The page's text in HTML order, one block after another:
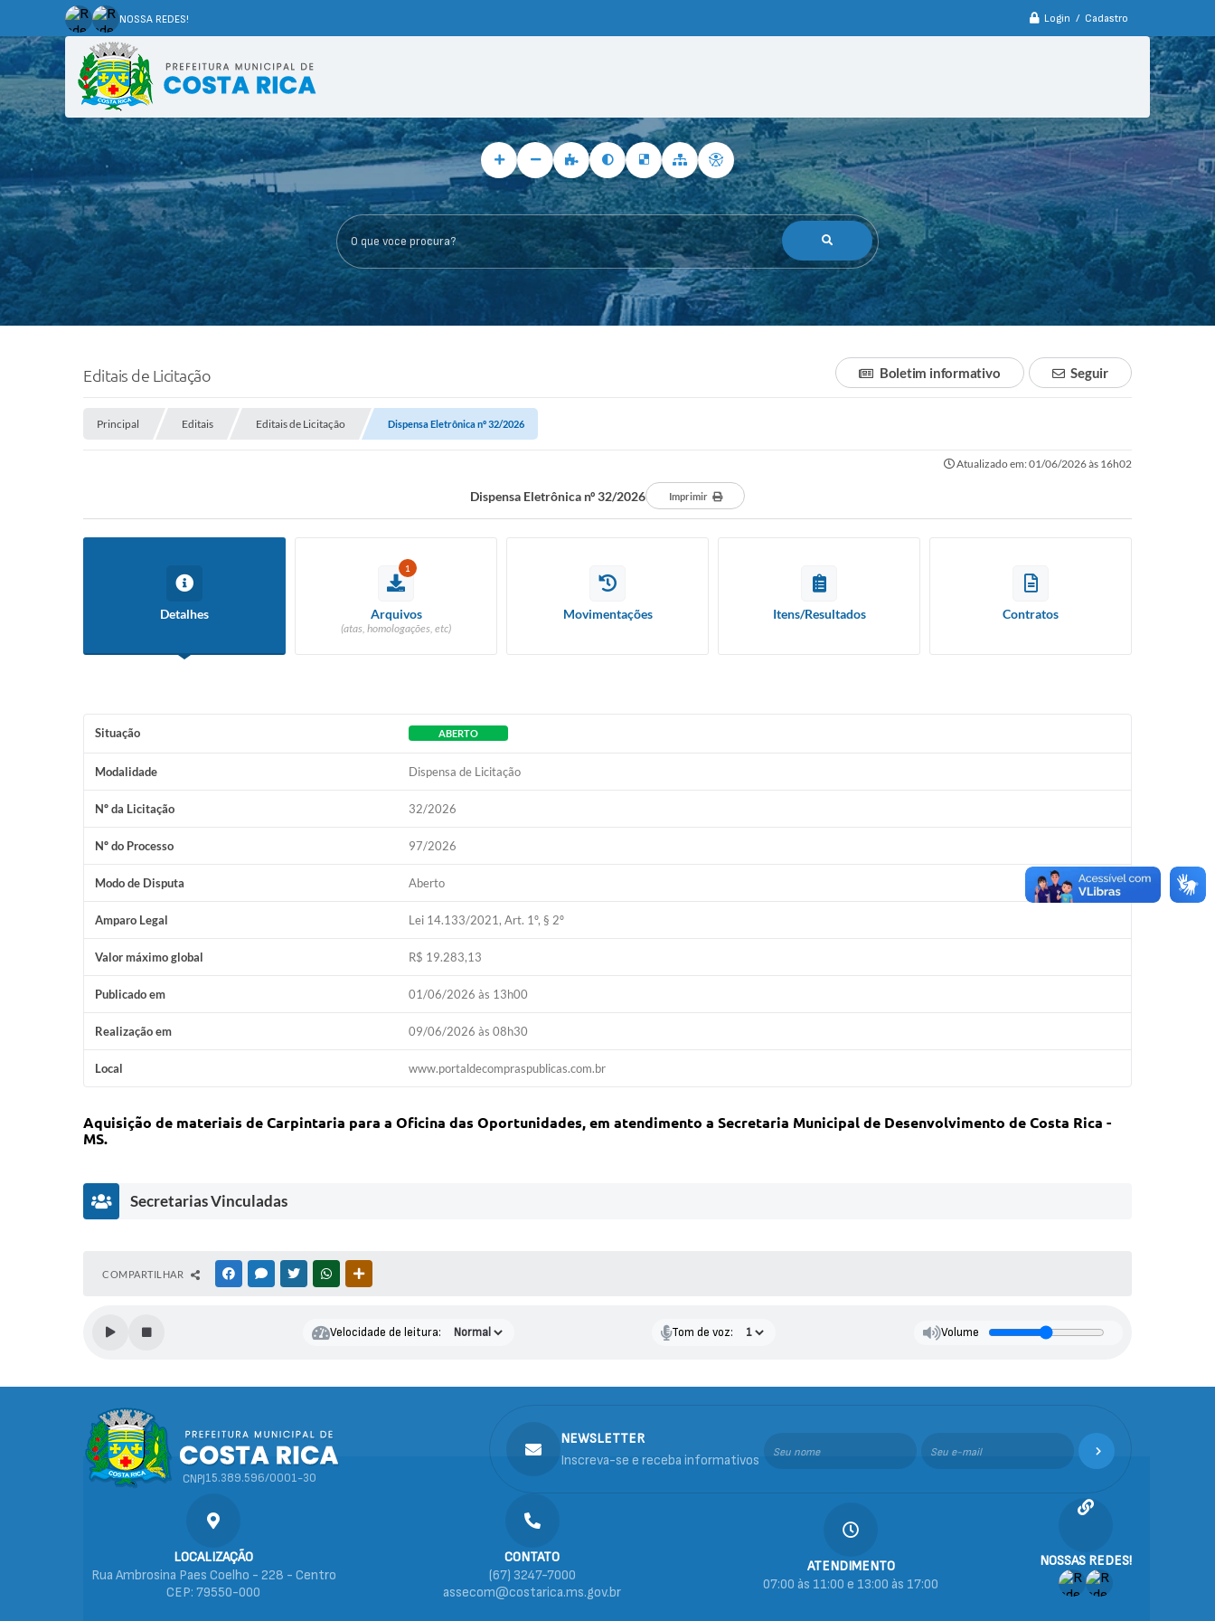
Login / Cadastro
O que voce procura?
NOSSA REDES!
Editais de Licitação Seguir
Boletim informativo
Principal Editais Editais de Licitação Dispensa Eletrônica nº 32/2026
Atualizado em: 01/06/2026 às 16h02
Dispensa Eletrônica nº 32/2026 Imprimir
Detalhes
1
Arquivos
(atas, homologações, etc)
Movimentações Itens/Resultados Contratos
Situação ABERTO
Modalidade Dispensa de Licitação
Nº da Licitação 32/2026
Nº do Processo 97/2026
Modo de Disputa Aberto
Amparo Legal Lei 14.133/2021, Art. 1º, § 2º
Valor máximo global R$ 19.283,13
Publicado em 01/06/2026 às 13h00
Realização em 09/06/2026 às 08h30
Local www.portaldecompraspublicas.com.br
Aquisição de materiais de Carpintaria para a Oficina das Oportunidades, em atendimento a Secretaria Municipal de Desenvolvimento de Costa Rica -
MS.
Secretarias Vinculadas
e
u
p
al
d
e
e
n
v
ol
COMPARTILHAR FACEBOOKMESSENGER
TWITTERWHATSAPP
Velocidade de leitura: Tom de voz: Volume
NOSSAS REDES!
LOCALIZAÇÃO
Rua Ambrosina Paes Coelho - 228 - Centro
CEP: 79550-000
CONTATO
(67) 3247-7000
assecom@costarica.ms.gov.br
ATENDIMENTO
07:00 às 11:00 e 13:00 às 17:00
CNPJ15.389.596/0001-30
NEWSLETTER
Inscreva-se e receba informativos